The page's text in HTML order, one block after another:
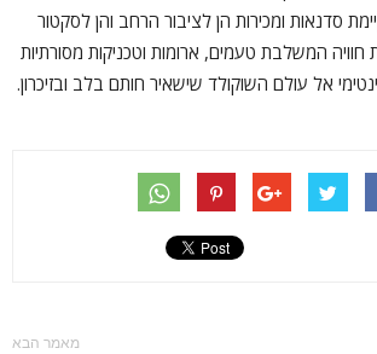
סדנאות ומכירות הן לציבור הרחב והן לסקטור
המשלבת טעמים, ארומות וטכניקות מסורתיות
אל עולם השוקולד שישאיר חותם בלב ובזיכרון.
מאמר הבא